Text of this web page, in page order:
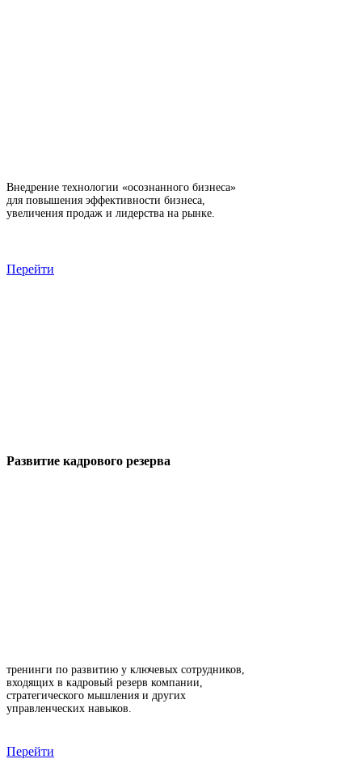
Внедрение технологии «осознанного бизнеса»
для повышения эффективности бизнеса,
увеличения продаж и лидерства на рынке.
Перейти
Развитие кадрового резерва
тренинги по развитию у ключевых сотрудников,
входящих в кадровый резерв компании,
стратегического мышления и других
управленческих навыков.
Перейти